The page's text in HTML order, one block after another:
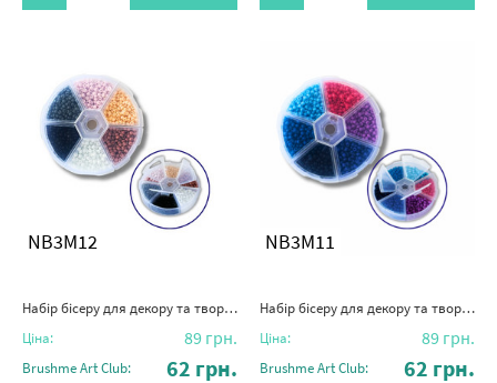
NB3M12
Набір бісеру для декору та творчості 6 - кольоровий 3 мм №12
Ціна: 89 грн.
Brushme Art Club: 62 грн.
NB3M11
Набір бісеру для декору та творчості 6 - кольоровий 3 мм №11
Ціна: 89 грн.
Brushme Art Club: 62 грн.